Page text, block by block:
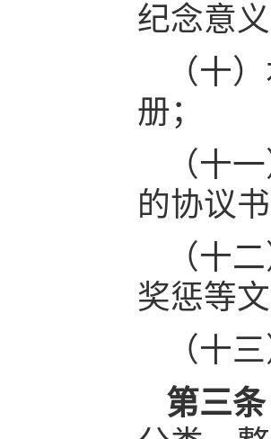
纪念意
（十
册；
（十
的协议
（十
奖惩等
（十
第三条